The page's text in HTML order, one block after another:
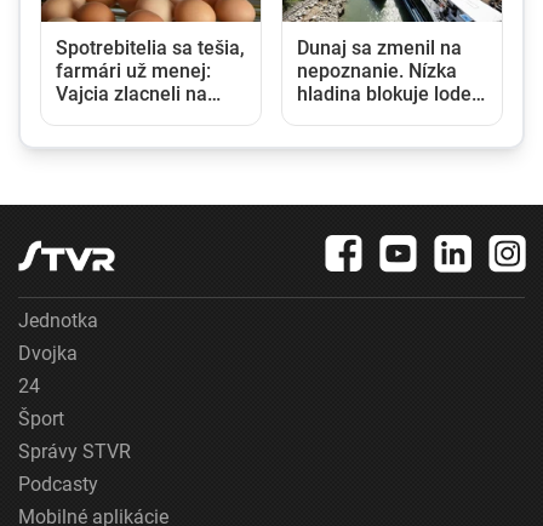
Spotrebitelia sa tešia,
farmári už menej:
Vajcia zlacneli na
Dunaj sa zmenil na
nepoznanie. Nízka
hladina blokuje lode a
Jednotka
Dvojka
24
Šport
Správy STVR
Podcasty
Mobilné aplikácie